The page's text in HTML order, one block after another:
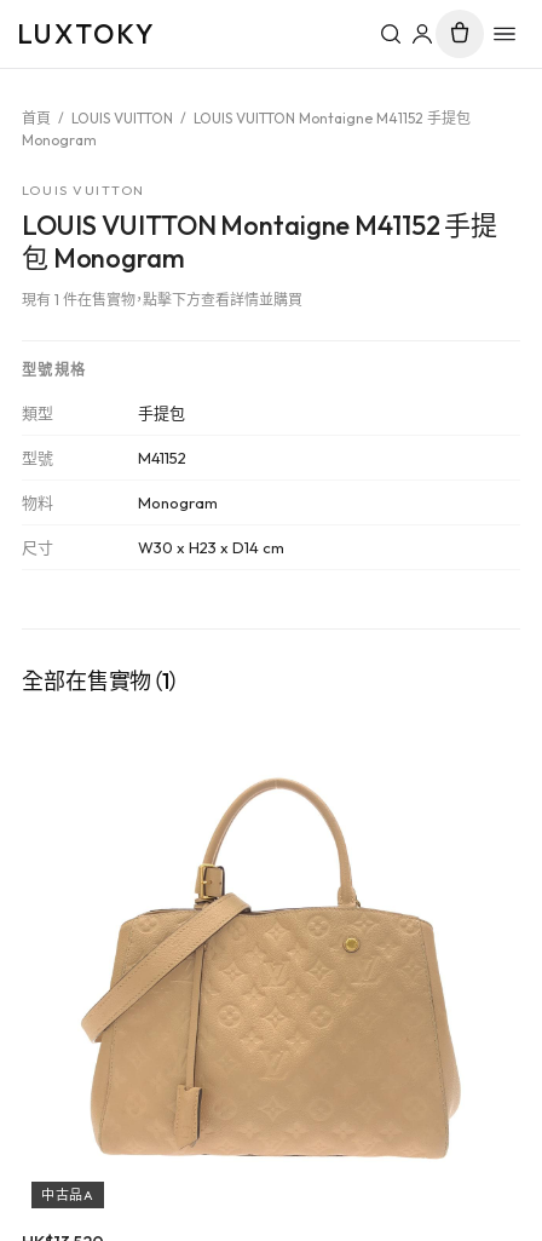
LUXTOKY
首頁 / LOUIS VUITTON / LOUIS VUITTON Montaigne M41152 手提包
Monogram
LOUIS VUITTON
LOUIS VUITTON Montaigne M41152 手提
包 Monogram
現有 1 件在售實物，點擊下方查看詳情並購買
型號規格
類型 手提包
型號 M41152
物料 Monogram
尺寸 W30 x H23 x D14 cm
全部在售實物（1）
中古品A